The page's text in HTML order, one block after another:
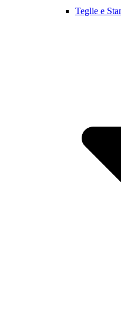
Teglie e